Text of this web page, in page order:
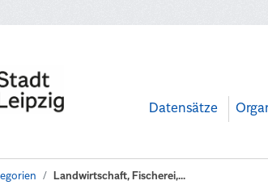
Datensätze
Landwirtschaft, Fischerei,...